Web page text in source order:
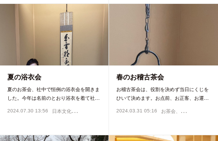
夏の浴衣会
夏のお茶会、社中で恒例の浴衣会を開きま
した。今年は名前のとおり浴衣を着て社…
2024.07.30 13:56 日
本文化お茶会、イベント
春のお稽古茶会
お稽古茶会は、役割を決めず当日にくじを
ひいて決めます。お点前、お正客、お運…
2024.03.31 05:16 お
茶会、イベント